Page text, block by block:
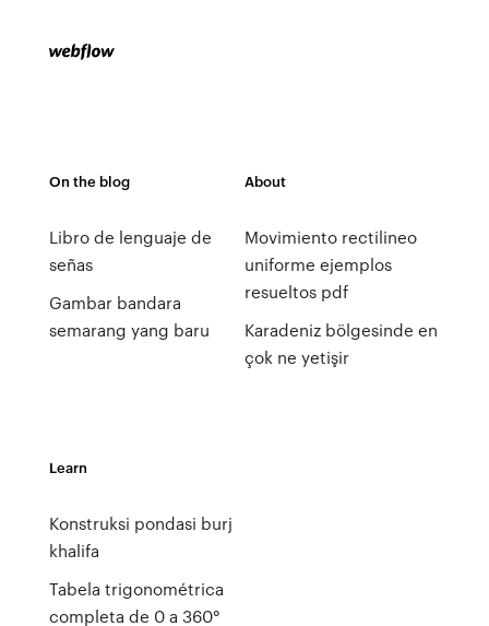
On the blog
Libro de lenguaje de
señas
Gambar bandara
semarang yang baru
About
Movimiento rectilineo
uniforme ejemplos
resueltos pdf
Karadeniz bölgesinde en
çok ne yetişir
Learn
Konstruksi pondasi burj
khalifa
Tabela trigonométrica
completa de 0 a 360°